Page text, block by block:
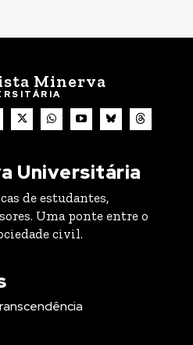
Minerva
Universitária
de estudantes,
Uma ponte entre o
civil.